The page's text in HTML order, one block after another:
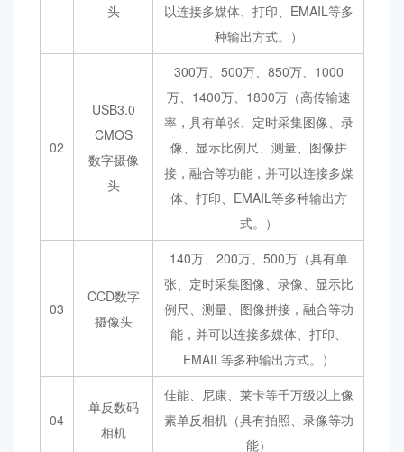
头
以连接多媒体、打印、EMAIL等多
种输出方式。）
02
USB3.0
CMOS
数字摄像
头
300万、500万、850万、1000
万、1400万、1800万（高传输速
率，具有单张、定时采集图像、录
像、显示比例尺、测量、图像拼
接，融合等功能，并可以连接多媒
体、打印、EMAIL等多种输出方
式。）
03
CCD数字
摄像头
140万、200万、500万（具有单
张、定时采集图像、录像、显示比
例尺、测量、图像拼接，融合等功
能，并可以连接多媒体、打印、
EMAIL等多种输出方式。）
04
单反数码
相机
佳能、尼康、莱卡等千万级以上像
素单反相机（具有拍照、录像等功
能）